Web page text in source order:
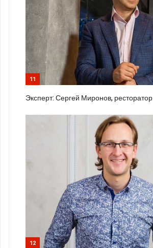
11
Эксперт: Сергей Миронов, ресторатор
12